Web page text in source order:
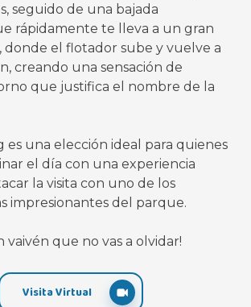
seguido de una bajada
rápidamente te lleva a un gran
donde el flotador sube y vuelve a
creando una sensación de
que justifica el nombre de la
es una elección ideal para quienes
el día con una experiencia
la visita con uno de los
impresionantes del parque.
vaivén que no vas a olvidar!
Visita Virtual